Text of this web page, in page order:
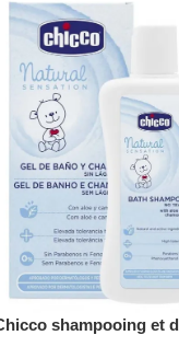
shampooing et